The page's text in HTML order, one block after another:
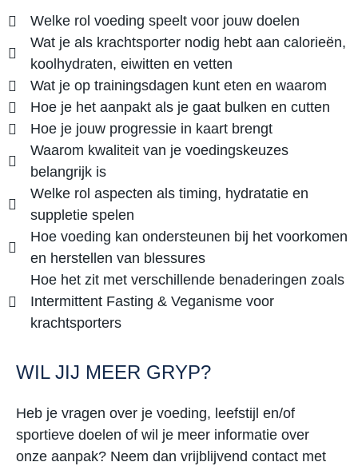
Welke rol voeding speelt voor jouw doelen
Wat je als krachtsporter nodig hebt aan calorieën,
koolhydraten, eiwitten en vetten
Wat je op trainingsdagen kunt eten en waarom
Hoe je het aanpakt als je gaat bulken en cutten
Hoe je jouw progressie in kaart brengt
Waarom kwaliteit van je voedingskeuzes
belangrijk is
Welke rol aspecten als timing, hydratatie en
suppletie spelen
Hoe voeding kan ondersteunen bij het voorkomen
en herstellen van blessures
Hoe het zit met verschillende benaderingen zoals
Intermittent Fasting & Veganisme voor
krachtsporters
WIL JIJ MEER GRYP?
Heb je vragen over je voeding, leefstijl en/of
sportieve doelen of wil je meer informatie over
onze aanpak? Neem dan vrijblijvend contact met